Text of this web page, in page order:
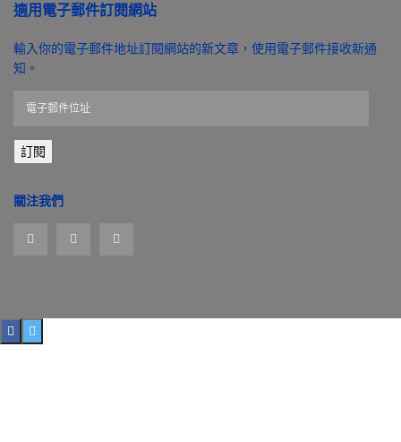
適用電子郵件訂閱網站
輸入你的電子郵件地址訂閱網站的新文章，使用電子郵件接收新通
知。
郵
件
址
訂閱
關注我們